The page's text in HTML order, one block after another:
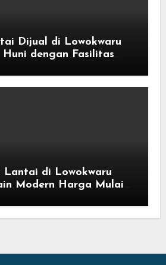
Dijual di Lowokwaru
Huni dengan Fasilitas
Lantai di Lowokwaru
Modern Harga Mulai